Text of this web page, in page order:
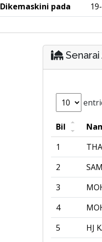
Dikemaskini pada
Senarai
Bil
1
2
3
4
5
HJ